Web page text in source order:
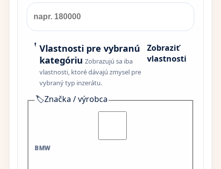
Vlastnosti pre vybranú
kategóriu Zobrazujú sa iba
vlastnosti, ktoré dávajú zmysel pre
vybraný typ inzerátu.
Zobraziť
vlastnosti
🏷️Značka / výrobca
BMW